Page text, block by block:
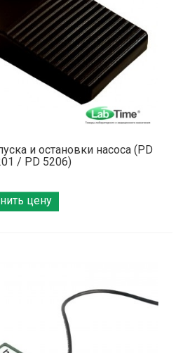
и остановки насоса (PD
/ PD 5206)
цену